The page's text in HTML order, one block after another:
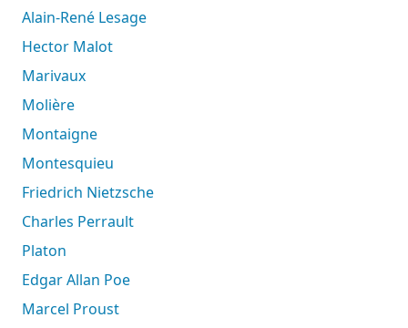
Alain-René Lesage
Hector Malot
Marivaux
Molière
Montaigne
Montesquieu
Friedrich Nietzsche
Charles Perrault
Platon
Edgar Allan Poe
Marcel Proust